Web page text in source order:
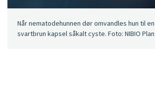
Når nematodehunnen dør omvandles hun til
svartbrun kapsel såkalt cyste. Foto: NIBIO